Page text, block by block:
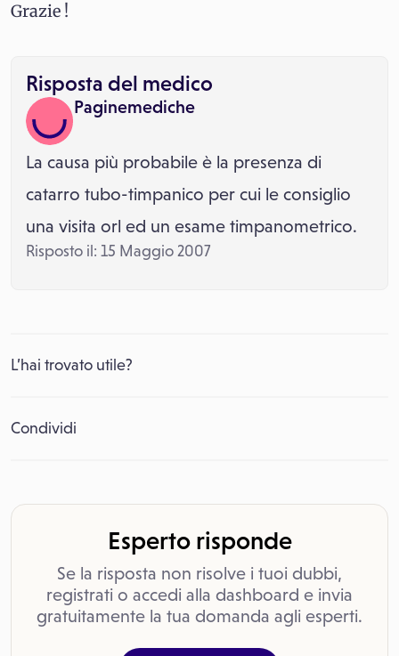
Grazie !
Risposta del medico
Paginemediche
La causa più probabile è la presenza di
catarro tubo-timpanico per cui le consiglio
una visita orl ed un esame timpanometrico.
Risposto il: 15 Maggio 2007
L’hai trovato utile?
Condividi
Esperto risponde
Se la risposta non risolve i tuoi dubbi,
registrati o accedi alla dashboard e invia
gratuitamente la tua domanda agli esperti.